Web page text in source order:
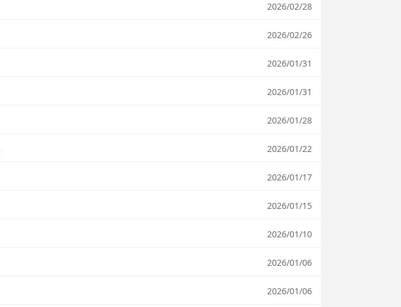
2026/02/28
2026/02/26
2026/01/31
2026/01/31
2026/01/28
2026/01/22
2026/01/17
2026/01/15
2026/01/10
2026/01/06
2026/01/06